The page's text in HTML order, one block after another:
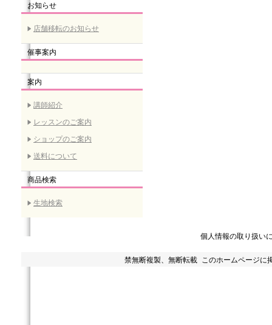
お知らせ
店舗移転のお知らせ
催事案内
案内
講師紹介
レッスンのご案内
ショップのご案内
送料について
商品検索
生地検索
個人情報の取り扱い
禁無断複製、無断転載 このホームページに